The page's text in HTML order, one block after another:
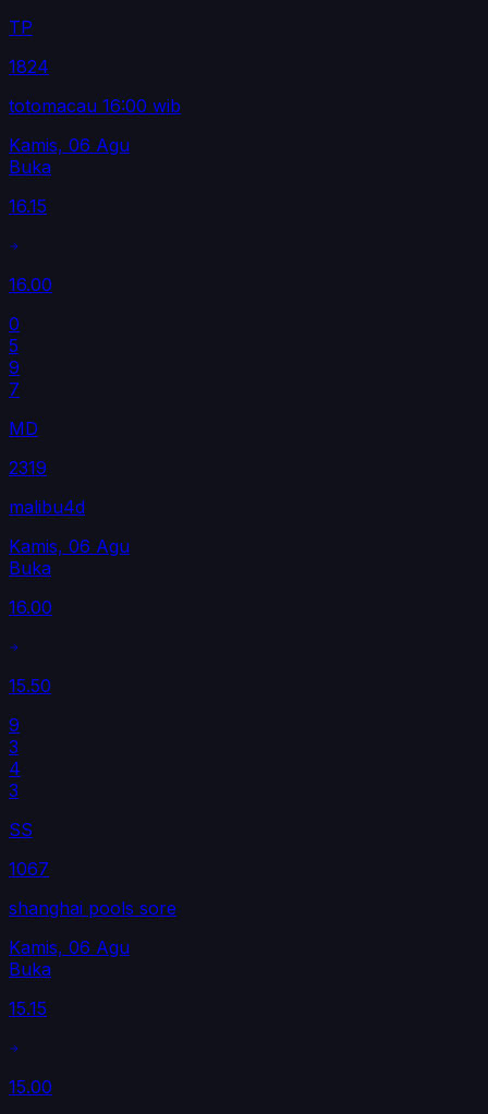
TP
1824
totomacau 16:00 wib
Kamis, 06 Agu
Buka
16.15
16.00
0
5
9
7
MD
2319
malibu4d
Kamis, 06 Agu
Buka
16.00
15.50
9
3
4
3
SS
1067
shanghai pools sore
Kamis, 06 Agu
Buka
15.15
15.00